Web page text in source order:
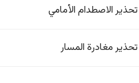
تحذير الاصطدام الأمامي
تحذير مغادرة المسار